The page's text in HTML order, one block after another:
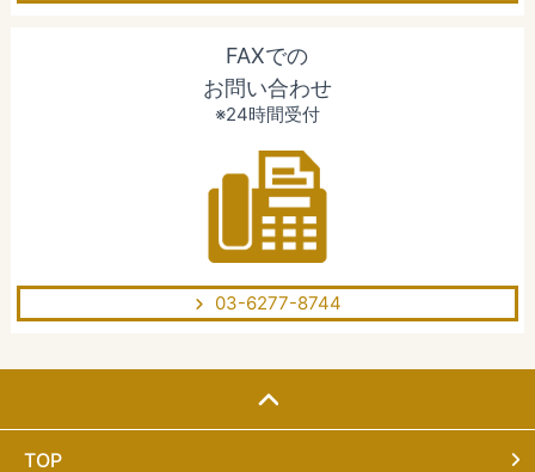
FAXでの
お問い合わせ
※24時間受付
03-6277-8744
TOP